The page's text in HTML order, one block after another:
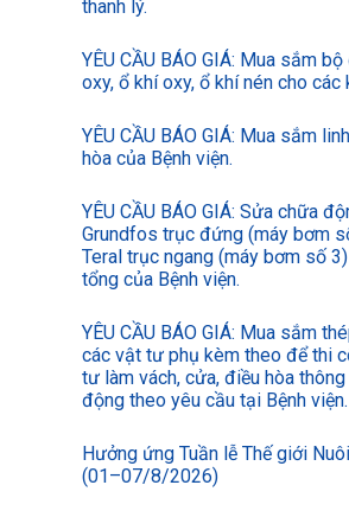
thanh lý.
YÊU CẦU BÁO GIÁ: Mua sắm
oxy, ổ khí oxy, ổ khí nén cho các
YÊU CẦU BÁO GIÁ: Mua sắm
hòa của Bệnh viện.
YÊU CẦU BÁO GIÁ: Sửa chữa
Grundfos trục đứng (máy bơm
Teral trục ngang (máy bơm số
tổng của Bệnh viện.
YÊU CẦU BÁO GIÁ: Mua sắm
các vật tư phụ kèm theo để thi
tư làm vách, cửa, điều hòa
động theo yêu cầu tại Bệnh viện.
Hưởng ứng Tuần lễ Thế giới
(01–07/8/2026)